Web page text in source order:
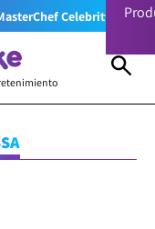
Celebrity